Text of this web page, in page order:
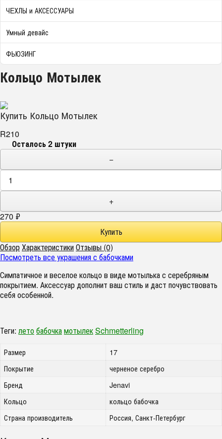
ЧEХЛЫ и АКСЕССУАРЫ
Умный девайс
ФЬЮЗИНГ
Кольцо Мотылек
Купить Кольцо Мотылек
R210
Осталось 2 штуки
−
+
270 ₽
ОбзорХарактеристикиОтзывы (0)
Посмотреть все украшения с бабочками
Симпатичное и веселое кольцо в виде мотылька с серебряным
покрытием. Аксессуар дополнит ваш стиль и даст почувствовать
себя особенной.
Теги: летобабочкамотылекSchmetterling
Размер
17
Покрытие
черненое серебро
Бренд
Jenavi
Кольцо
кольцо бабочка
Страна производитель
Россия, Санкт-Петербург